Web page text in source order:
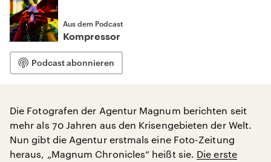
Aus dem Podcast
Kompressor
Podcast abonnieren
Die Fotografen der Agentur Magnum berichten seit
mehr als 70 Jahren aus den Krisengebieten der Welt.
Nun gibt die Agentur erstmals eine Foto-Zeitung
heraus, „Magnum Chronicles“ heißt sie. Die erste